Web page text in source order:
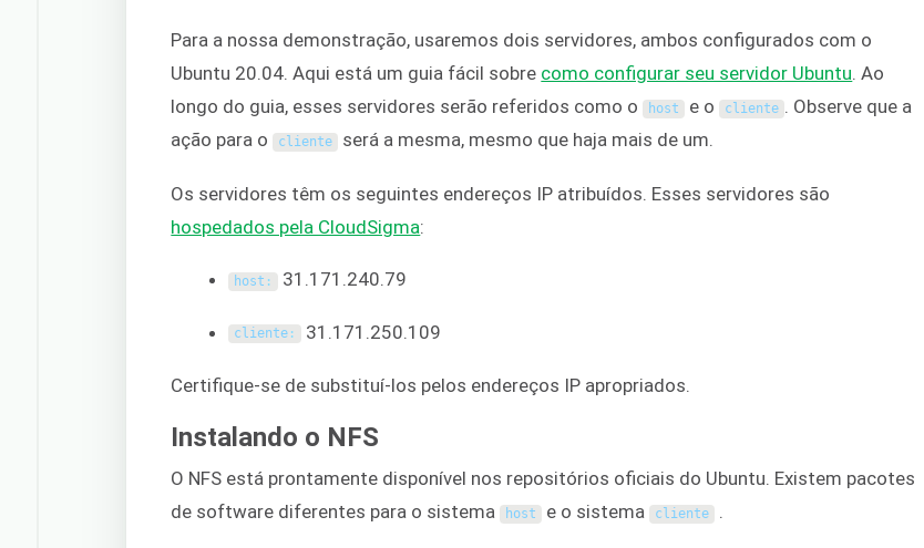
Para a nossa demonstração, usaremos dois servidores, ambos configurados com o
Ubuntu 20.04. Aqui está um guia fácil sobre como configurar seu servidor Ubuntu. Ao
longo do guia, esses servidores serão referidos como o host e o cliente . Observe que a
ação para o cliente será a mesma, mesmo que haja mais de um.
Os servidores têm os seguintes endereços IP atribuídos. Esses servidores são
hospedados pela CloudSigma:
host : 31.171.240.79
cliente : 31.171.250.109
Certifique-se de substituí-los pelos endereços IP apropriados.
Instalando o NFS
O NFS está prontamente disponível nos repositórios oficiais do Ubuntu. Existem pacotes
de software diferentes para o sistema host e o sistema cliente .